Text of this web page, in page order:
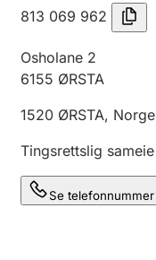
813 069 962
Osholane 2
6155 ØRSTA
1520 ØRSTA, Norge
Tingsrettslig sameie
Se telefonnummer